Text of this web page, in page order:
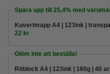
Spara upp till 25,4% med
Kuvertmapp A4 | 123ink |
22 kr
Glöm inte att beställa!
Ritblock A4 | 123ink | 160g | 40